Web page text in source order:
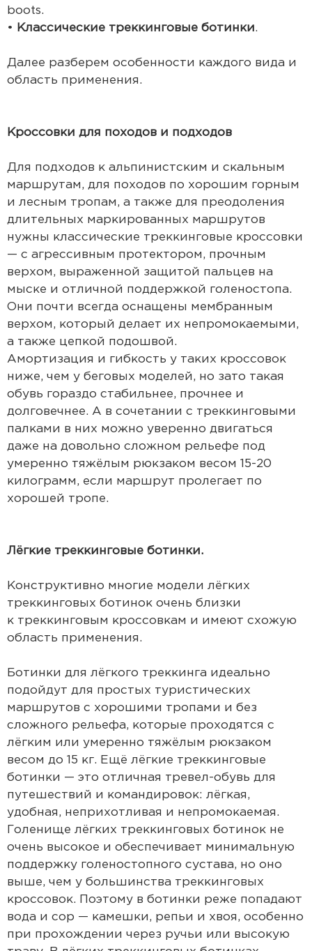
boots.
•
Классические треккинговые ботинки.
Далее разберем особенности каждого вида и
область применения.
Кроссовки для походов и подходов
Для подходов к альпинистским и скальным
маршрутам, для походов по хорошим горным
и лесным тропам, а также для преодоления
длительных маркированных маршрутов
нужны классические треккинговые кроссовки
— с агрессивным протектором, прочным
верхом, выраженной защитой пальцев на
мыске и отличной поддержкой голеностопа.
Они почти всегда оснащены мембранным
верхом, который делает их непромокаемыми,
а также цепкой подошвой.
Амортизация и гибкость у таких кроссовок
ниже, чем у беговых моделей, но зато такая
обувь гораздо стабильнее, прочнее и
долговечнее. А в сочетании с треккинговыми
палками в них можно уверенно двигаться
даже на довольно сложном рельефе под
умеренно тяжёлым рюкзаком весом 15-20
килограмм, если маршрут пролегает по
хорошей тропе.
Лёгкие треккинговые ботинки.
Конструктивно многие модели лёгких
треккинговых ботинок очень близки
к треккинговым кроссовкам и имеют схожую
область применения.
Ботинки для лёгкого треккинга идеально
подойдут для простых туристических
маршрутов с хорошими тропами и без
сложного рельефа, которые проходятся с
лёгким или умеренно тяжёлым рюкзаком
весом до 15 кг. Ещё лёгкие треккинговые
ботинки — это отличная тревел-обувь для
путешествий и командировок: лёгкая,
удобная, неприхотливая и непромокаемая.
Голенище лёгких треккинговых ботинок не
очень высокое и обеспечивает минимальную
поддержку голеностопного сустава, но оно
выше, чем у большинства треккинговых
кроссовок. Поэтому в ботинки реже попадают
вода и сор — камешки, репьи и хвоя, особенно
при прохождении через ручьи или высокую